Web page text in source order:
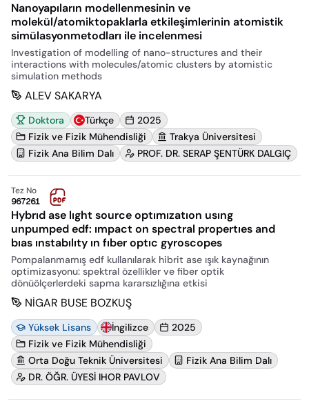
Nanoyapıların modellenmesinin ve
molekül/atomiktopaklarla etkileşimlerinin atomistik
simülasyonmetodları ile incelenmesi
Investigation of modelling of nano-structures and their
interactions with molecules/atomic clusters by atomistic
simulation methods
ALEV SAKARYA
Doktora Türkçe
2025
Fizik ve Fizik Mühendisliği
Trakya Üniversitesi
Fizik Ana Bilim Dalı
PROF. DR. SERAP ŞENTÜRK DALGIÇ
Tez No
967261
Hybrıd ase lıght source optımızatıon usıng
unpumped edf: ımpact on spectral propertıes and
bıas ınstabılıty ın fıber optıc gyroscopes
Pompalanmamış edf kullanılarak hibrit ase ışık kaynağının
optimizasyonu: spektral özellikler ve fiber optik
dönüölçerlerdeki sapma kararsızlığına etkisi
NİGAR BUSE BOZKUŞ
Yüksek Lisans İngilizce
2025
Fizik ve Fizik Mühendisliği
Orta Doğu Teknik Üniversitesi
Fizik Ana Bilim Dalı
DR. ÖĞR. ÜYESİ IHOR PAVLOV